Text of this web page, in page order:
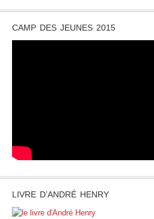
CAMP DES JEUNES 2015
LIVRE D’ANDRÉ HENRY